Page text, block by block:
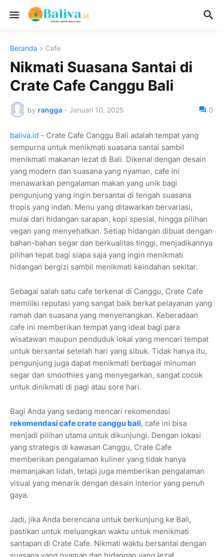
Beranda Cafe
Nikmati Suasana Santai di
Crate Cafe Canggu Bali
by rangga - Januari 10, 2025 0
baliva.id - Crate Cafe Canggu Bali adalah tempat yang
sempurna untuk menikmati suasana santai sambil
menikmati makanan lezat di Bali. Dikenal dengan desain
yang modern dan suasana yang nyaman, cafe ini
menawarkan pengalaman makan yang unik bagi
pengunjung yang ingin bersantai di tengah suasana
tropis yang indah. Menu yang ditawarkan bervariasi,
mulai dari hidangan sarapan, kopi spesial, hingga pilihan
vegan yang menyehatkan. Setiap hidangan dibuat dengan
bahan-bahan segar dan berkualitas tinggi, menjadikannya
pilihan tepat bagi siapa saja yang ingin menikmati
hidangan bergizi sambil menikmati keindahan sekitar.
Sebagai salah satu cafe terkenal di Canggu, Crate Cafe
memiliki reputasi yang sangat baik berkat pelayanan yang
ramah dan suasana yang menyenangkan. Keberadaan
cafe ini memberikan tempat yang ideal bagi para
wisatawan maupun penduduk lokal yang mencari tempat
untuk bersantai setelah hari yang sibuk. Tidak hanya itu,
pengunjung juga dapat menikmati berbagai minuman
segar dan smoothies yang menyegarkan, sangat cocok
untuk dinikmati di pagi atau sore hari.
Bagi Anda yang sedang mencari rekomendasi
rekomendasi cafe crate canggu bali, cafe ini bisa
menjadi pilihan utama untuk dikunjungi. Dengan lokasi
yang strategis di kawasan Canggu, Crate Cafe
memberikan pengalaman kuliner yang tidak hanya
memanjakan lidah, tetapi juga memberikan pengalaman
visual yang menarik dengan desain interior yang penuh
gaya.
Jadi, jika Anda berencana untuk berkunjung ke Bali,
pastikan untuk meluangkan waktu untuk menikmati
santapan di Crate Cafe. Nikmati waktu bersantai dengan